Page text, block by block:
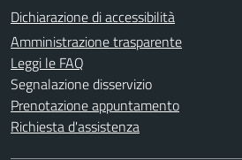
Dichiarazione di accessibilità
Amministrazione trasparente
Leggi le FAQ
Segnalazione disservizio
Prenotazione appuntamento
Richiesta d'assistenza